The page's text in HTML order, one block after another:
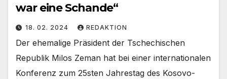
war eine Schande“
18. 02. 2024 REDAKTION
Der ehemalige Präsident der Tschechischen
Republik Milos Zeman hat bei einer internationalen
Konferenz zum 25sten Jahrestag des Kosovo-